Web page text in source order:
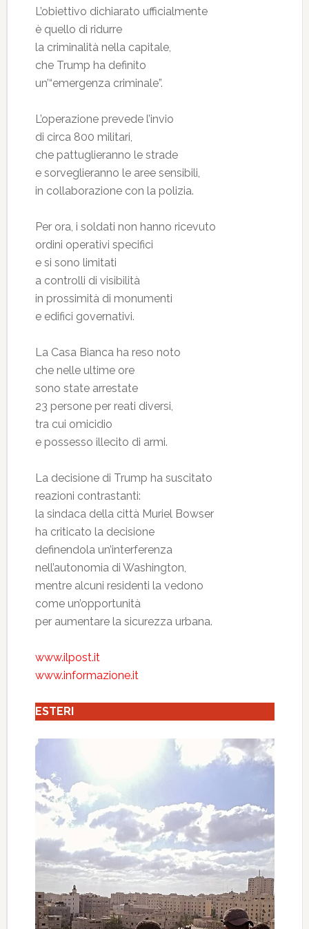
L’obiettivo dichiarato ufficialmente
è quello di ridurre
la criminalità nella capitale,
che Trump ha definito
un’“emergenza criminale”.
L’operazione prevede l’invio
di circa 800 militari,
che pattuglieranno le strade
e sorveglieranno le aree sensibili,
in collaborazione con la polizia.
Per ora, i soldati non hanno ricevuto
ordini operativi specifici
e si sono limitati
a controlli di visibilità
in prossimità di monumenti
e edifici governativi.
La Casa Bianca ha reso noto
che nelle ultime ore
sono state arrestate
23 persone per reati diversi,
tra cui omicidio
e possesso illecito di armi.
La decisione di Trump ha suscitato
reazioni contrastanti:
la sindaca della città Muriel Bowser
ha criticato la decisione
definendola un’interferenza
nell’autonomia di Washington,
mentre alcuni residenti la vedono
come un’opportunità
per aumentare la sicurezza urbana.
www.ilpost.it
www.informazione.it
ESTERI